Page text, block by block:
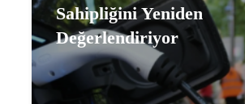
Sahipliğini Yeniden
Değerlendiriyor